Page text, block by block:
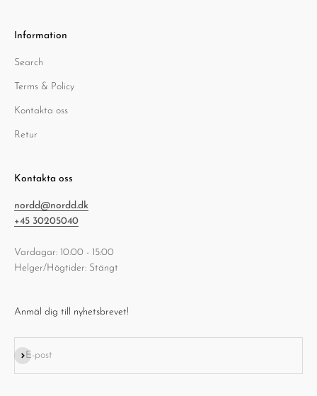
Information
Search
Terms & Policy
Kontakta oss
Retur
Kontakta oss
nordd@nordd.dk
+45 30205040
Vardagar: 10:00 - 15:00
Helger/Högtider: Stängt
Anmäl dig till nyhetsbrevet!
E-post
Prenumerera